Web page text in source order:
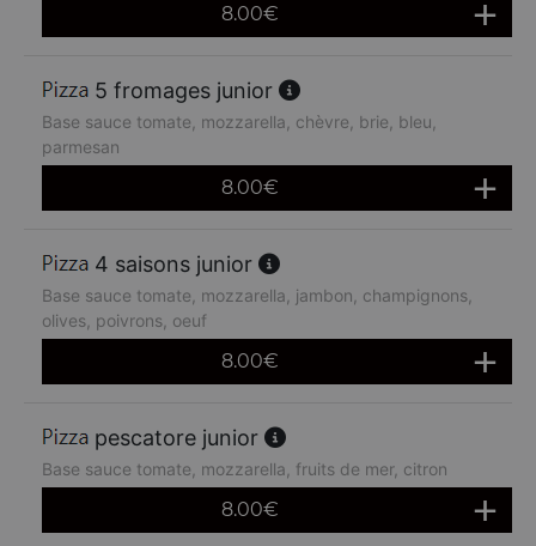
8.00€
5 fromages junior
Base sauce tomate, mozzarella, chèvre, brie, bleu,
parmesan
8.00€
4 saisons junior
Base sauce tomate, mozzarella, jambon, champignons,
olives, poivrons, oeuf
8.00€
pescatore junior
Base sauce tomate, mozzarella, fruits de mer, citron
8.00€